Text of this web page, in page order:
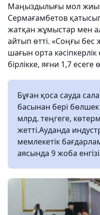
Маңыздылығы мол
Сермағамбетов
жатқан жұмыстар мен
айтып өтті. «Соңғы бес
шағын орта кәсіпкерлік
бірлікке, яғни 1,7 есеге
Бұған қоса сауда
басынан бері
млрд. теңгеге,
жетті.Ауданда
мемлекетік
аясында 9 жоба